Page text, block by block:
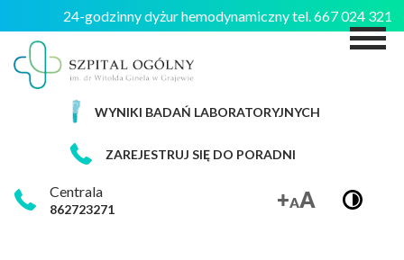
24-godzinny dyżur hemodynamiczny tel. 667 024 321
WYNIKI BADAŃ LABORATORYJNYCH
ZAREJESTRUJ SIĘ DO PORADNI
Centrala
862723271